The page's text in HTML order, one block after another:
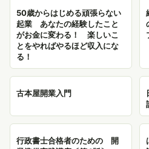
50歳からはじめる頑張らない
起業 あなたの経験したこと
がお金に変わる！ 楽しいこ
とをやればやるほど収入にな
る！
古本屋開業入門
行政書士合格者のための 開